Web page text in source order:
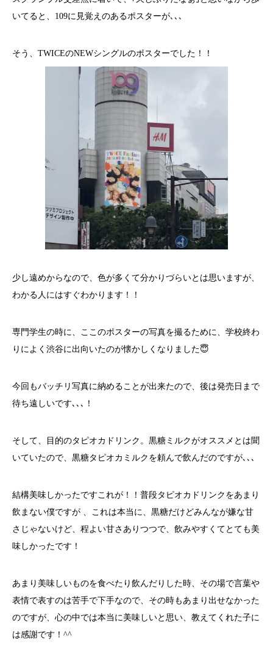
いてると、109に見覚えのあるポスターが､､､
そう、TWICEのNEWシングルのポスターでした！！
少し遠めからなので、色が多くて分かりづらいとは思いますが、
わかる人にはすぐわかります！！
専門学生の時に、ここのポスターの写真を撮るために、学校終わ
りによく渋谷に出向いたのが懐かしくなりました😇
今回もバッチリ写真に納めることが出来たので、後は発売日まで
待ち遠しいです､､､！
そして、目的のタピオカドリンク。黒糖ミルクがオススメとは聞
いていたので、黒糖タピオカミルクを頼んで飲んだのですが､､､
結構美味しかったですこれが！！普段タピオカドリンクをあまり
飲まない僕ですが 、これは本当に、黒糖だけどみんなが嫌な甘
さじゃないけど、程よい甘さありつつで、飲みやすくてとても美
味しかったです！
あまり美味しいものを食べたり飲んだりした時、その場で言葉や
表情で表すのは苦手で下手なので、その時もあまり出せなかった
のですが、心の中では本当に美味しいと思い、教えてくれた子に
は感謝です！^^